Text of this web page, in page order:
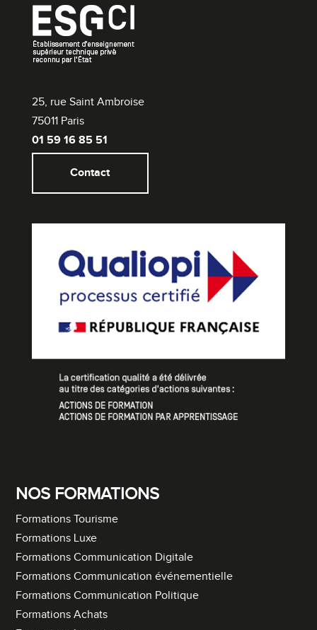
25, rue Saint Ambroise
75011 Paris
01 59 16 85 51
Contact
NOS FORMATIONS
Formations Tourisme
Formations Luxe
Formations Communication Digitale
Formations Communication événementielle
Formations Communication Politique
Formations Achats